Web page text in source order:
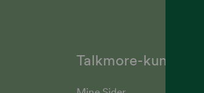
Talkmore-kunder